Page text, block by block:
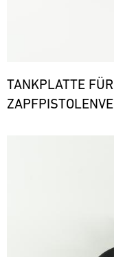
TANKPLATTE